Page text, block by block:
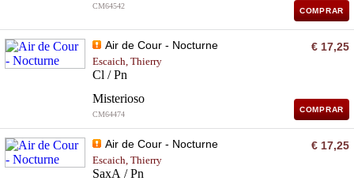
CM64542
COMPRAR
Air de Cour - Nocturne
Escaich, Thierry
Cl / Pn
Misterioso
CM64474
€ 17,25
COMPRAR
Air de Cour - Nocturne
Escaich, Thierry
SaxA / Pn
€ 17,25